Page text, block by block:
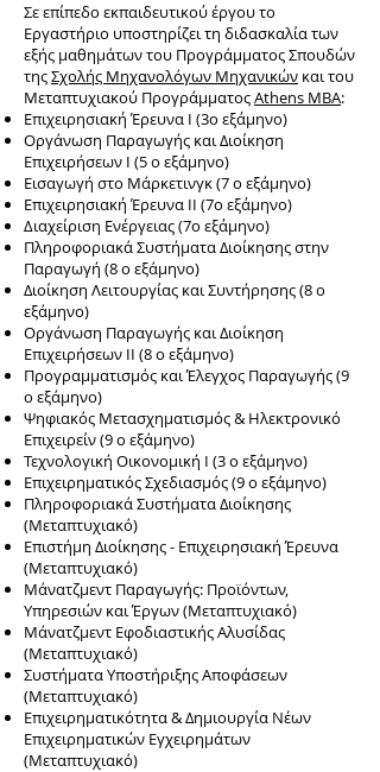
Σε επίπεδο εκπαιδευτικού έργου το
Εργαστήριο υποστηρίζει τη διδασκαλία των
εξής μαθημάτων του Προγράμματος Σπουδών
τηςΣχολής Μηχανολόγων Μηχανικών και του
Μεταπτυχιακού ΠρογράμματοςAthens MBA:
Επιχειρησιακή Έρευνα Ι (3ο εξάμηνο)
Οργάνωση Παραγωγής και Διοίκηση
Επιχειρήσεων Ι (5 ο εξάμηνο)
Εισαγωγή στο Μάρκετινγκ (7 ο εξάμηνο)
Επιχειρησιακή Έρευνα ΙΙ (7ο εξάμηνο)
Διαχείριση Ενέργειας (7ο εξάμηνο)
Πληροφοριακά Συστήματα Διοίκησης στην
Παραγωγή (8 ο εξάμηνο)
Διοίκηση Λειτουργίας και Συντήρησης (8 ο
εξάμηνο)
Οργάνωση Παραγωγής και Διοίκηση
Επιχειρήσεων ΙΙ (8 ο εξάμηνο)
Προγραμματισμός και Έλεγχος Παραγωγής (9
ο εξάμηνο)
Ψηφιακός Μετασχηματισμός & Ηλεκτρονικό
Επιχειρείν (9 ο εξάμηνο)
Τεχνολογική Οικονομική I (3 o εξάμηνο)
Επιχειρηματικός Σχεδιασμός (9 ο εξάμηνο)
Πληροφοριακά Συστήματα Διοίκησης
(Μεταπτυχιακό)
Επιστήμη Διοίκησης - Επιχειρησιακή Έρευνα
(Μεταπτυχιακό)
Μάνατζμεντ Παραγωγής: Προϊόντων,
Υπηρεσιών και Έργων (Μεταπτυχιακό)
Μάνατζμεντ Εφοδιαστικής Αλυσίδας
(Μεταπτυχιακό)
Συστήματα Υποστήριξης Αποφάσεων
(Μεταπτυχιακό)
Επιχειρηματικότητα & Δημιουργία Νέων
Επιχειρηματικών Εγχειρημάτων
(Μεταπτυχιακό)